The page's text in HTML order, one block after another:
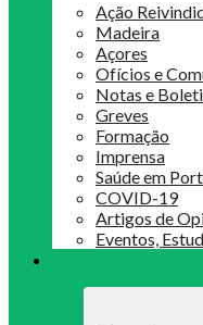
Ação
Madeira
Açores
Ofícios e
Notas e
Greves
Formação
Imprensa
Saúde em
COVID-19
Artigos de
Eventos,